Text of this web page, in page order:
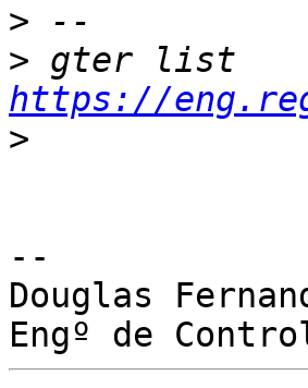
>
>
https://
>
--
Douglas